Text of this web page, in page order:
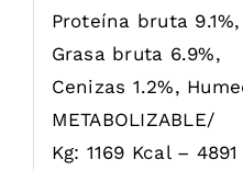
Proteína bruta
Grasa bruta 6.9%,
Cenizas 1.2%,
METABOLIZABLE/
Kg: 1169 Kcal –